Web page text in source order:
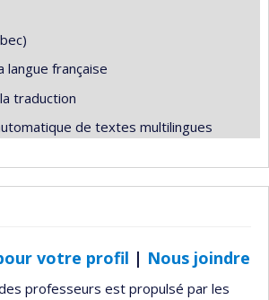
langue française
traduction
de textes multilingues
votre profil | Nous joindre
professeurs est propulsé par les